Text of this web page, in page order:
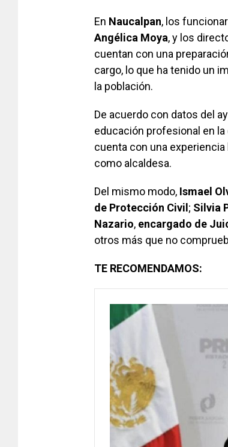
En Naucalpan, los
Angélica Moya, y los
cuentan con una
cargo, lo que ha tenido un
la población.
De acuerdo con datos del
educación profesional en
cuenta con una
como alcaldesa.
Del mismo modo, Ismael
de Protección Civil; Silvia
Nazario, encargado de
otros más que no
TE RECOMENDAMOS: